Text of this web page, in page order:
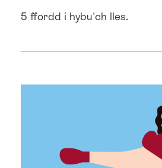
5 ffordd i hybu'ch lles.